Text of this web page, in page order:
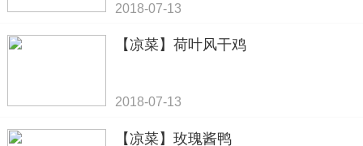
2018-07-13
【凉菜】荷叶风干鸡
2018-07-13
【凉菜】玫瑰酱鸭